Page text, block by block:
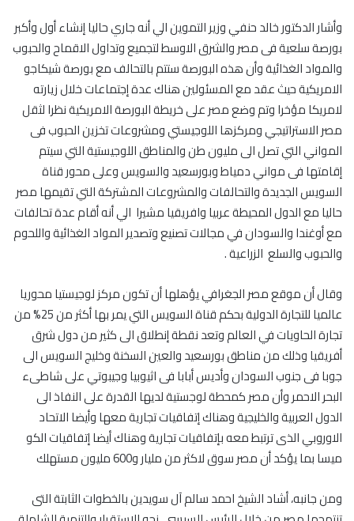
وأشار الدكتور خالد حنفي وزير التموين الي أنه جاري حاليا إنشاء أول وأكبر
بورصة سلعية فى مصر والشرق الاوسط لتجميع وتداول الاقماح والحبوب
والمواد الغذائية وأن هذه البورصة ستتم بالتحالف مع بورصة شيكاجو
الامريكية حيث عقد مع المسئولين هناك عدة إجتماعات خلال زيارته
لامريكا مؤخرا وتم وضع مصر على خريطة البورصة الامريكية نظرا لثقل
مصر الاستراتيجي ومركزها اللوجيستي ومشروعات تخزين الحبوب فى
المواني التي تصل الى مليون طن والمناطق اللوجيستية التي سيتم
إقامتها فى مواني دمياط وبورسعيد والسويس وعلى محور قناة
السويس الجديدة والتحالفات والمشروعات المشتركة التي تقيمها مصر
حاليا مع الدول المحيطة عربيا وافريقيا مشيرا الي أنه أقام عدة تحالفات
مع أوغندا والسودان في مجالات تصنيع وتصدير المواد الغذائية واللحوم
والحبوب والسلع الزراعية .
وقال أن موقع مصر الجغرافي يؤهلها أن تكون مركز لوجيستيا محوريا
عالميا للتجارة الدولية بحكم قناة السويس التي يمر بها أكثر من 25% من
تجارة الحاويات في العالم وتعد نقطة إنطلاق الى كثير من دول شرق
أفريقيا وذلك من مناطق بورسعيد والعين السخنة وخليج السويس الى
جوبا فى جنوب السودان وأديس أبابا فى اثيوبيا وجيبوتي على شاطىء
البحر الاحمر وأن مصر كمحطة لوجستية لديها القدرة على النفاذ الى
الدول العربية والخليجية وهناك إتفاقيات تجارية معها وأيضا الاتحاد
الاوروبي الذى ترتبط معه بإتفاقيات تجارية وهناك أيضا إتفاقيات الكو
ميسا بما يؤكد أن مصر سوق لاكثر من مليار و600 مليون مستهلك
ومن جانبه، أشاد الشيخ احمد سالم آل سويدين بالخطوات الثابتة التى